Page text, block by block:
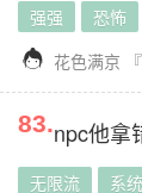
强强 恐怖
 花色满京 『
83.npc他拿
无限流 系统